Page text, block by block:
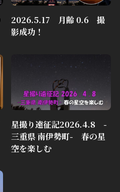
2026.5.17 月齢 0.6 撮
影成功！
星撮り遠征記2026.4.8 -
三重県 南伊勢町- 春の星
空を楽しむ